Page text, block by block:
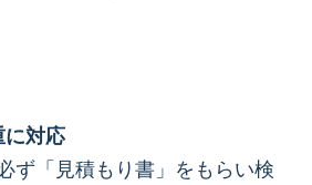
に対応
ず「見積もり書」をもらい検